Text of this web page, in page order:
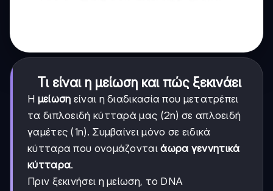
Τι είναι η μείωση και πώς ξεκινάει
Η μείωση είναι η διαδικασία που μετατρέπει
τα διπλοειδή κύτταρά μας (2n) σε απλοειδή
γαμέτες (1n). Συμβαίνει μόνο σε ειδικά
κύτταρα που ονομάζονταιάωρα γεννητικά
κύτταρα.
Πριν ξεκινήσει η μείωση, το DNA